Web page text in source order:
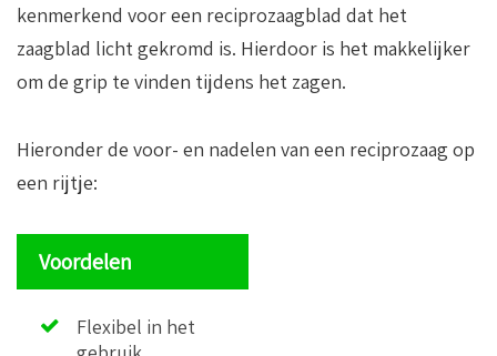
kenmerkend voor een reciprozaagblad dat het
zaagblad licht gekromd is. Hierdoor is het makkelijker
om de grip te vinden tijdens het zagen.
Hieronder de voor- en nadelen van een reciprozaag op
een rijtje:
Voordelen
Flexibel in het